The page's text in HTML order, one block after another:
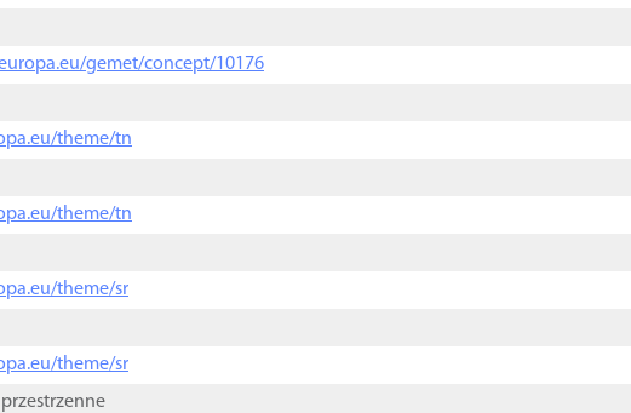
gemet/concept/10176
theme/tn
theme/tn
theme/sr
theme/sr